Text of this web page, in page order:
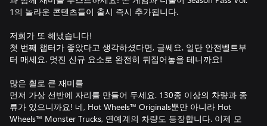
1의 놀라운 콘텐츠들이 출시 즉시 추가됩니다.
저희가 또 해냈습니다!
첫 번째 챕터가 좋았다고 생각하셨다면, 글쎄요. 일단 안전벨트부
터 매세요. 멋진 신규 요소로 완전히 뒤집어놓을 테니까요!
많은 휠로 큰 재미를
먼저 가상 선반에 자리를 만들어 두세요. 130종 이상의 차량과 종
류가 있으니까요! 네, Hot Wheels™ Originals뿐만 아니라 Hot
Wheels™ Monster Trucks, 연예계의 차량도 등장합니다. 이제 모